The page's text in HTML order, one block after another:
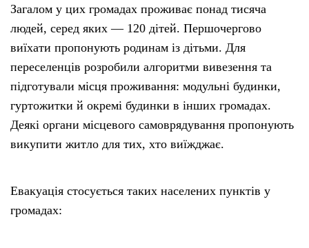
Загалом у цих громадах проживає понад тисяча
людей, серед яких — 120 дітей. Першочергово
виїхати пропонують родинам із дітьми. Для
переселенців розробили алгоритми вивезення та
підготували місця проживання: модульні будинки,
гуртожитки й окремі будинки в інших громадах.
Деякі органи місцевого самоврядування пропонують
викупити житло для тих, хто виїжджає.
Евакуація стосується таких населених пунктів у
громадах: